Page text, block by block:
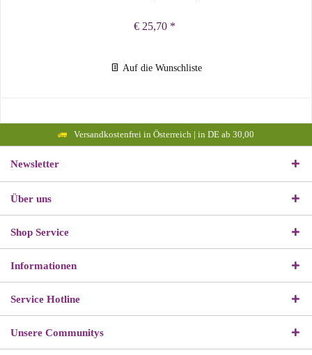
€ 25,70 *
Auf die Wunschliste
Versandkostenfrei in Österreich | in DE ab 30,00
Newsletter
Über uns
Shop Service
Informationen
Service Hotline
Unsere Communitys